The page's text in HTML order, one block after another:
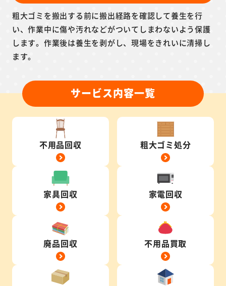
粗大ゴミを搬出する前に搬出経路を確認して養生を行
い、作業中に傷や汚れなどがついてしまわないよう保護
します。作業後は養生を剥がし、現場をきれいに清掃し
ます。
サービス内容一覧
不用品回収 粗大ゴミ処分
家具回収 家電回収
廃品回収 不用品買取